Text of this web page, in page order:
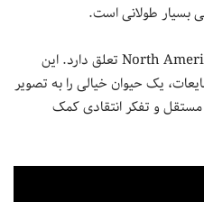
بسیار طولانی است.
جایگاه دوم به North American House Hippo تعلق دارد. این
یک حیوان خیالی را به تصویر
و تفکر انتقادی کمک